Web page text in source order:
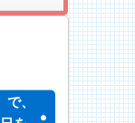
、